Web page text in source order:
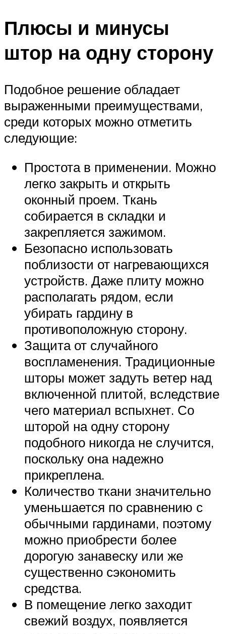
Плюсы и минусы
штор на одну сторону
Подобное решение обладает
выраженными преимуществами,
среди которых можно отметить
следующие:
Простота в применении. Можно
легко закрыть и открыть
оконный проем. Ткань
собирается в складки и
закрепляется зажимом.
Безопасно использовать
поблизости от нагревающихся
устройств. Даже плиту можно
располагать рядом, если
убирать гардину в
противоположную сторону.
Защита от случайного
воспламенения. Традиционные
шторы может задуть ветер над
включенной плитой, вследствие
чего материал вспыхнет. Со
шторой на одну сторону
подобного никогда не случится,
поскольку она надежно
прикреплена.
Количество ткани значительно
уменьшается по сравнению с
обычными гардинами, поэтому
можно приобрести более
дорогую занавеску или же
существенно сэкономить
средства.
В помещение легко заходит
свежий воздух, появляется